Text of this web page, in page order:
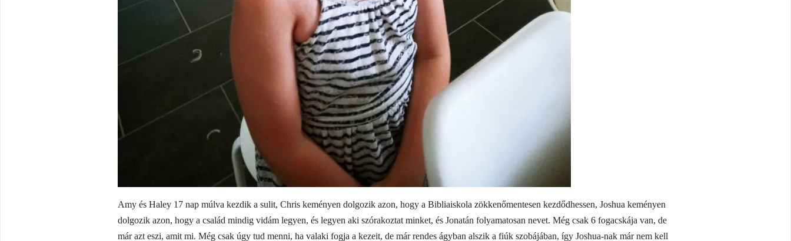
Amy és Haley 17 nap múlva kezdik a sulit, Chris keményen dolgozik azon, hogy a Bibliaiskola zökkenőmentesen kezdődhessen, Joshua keményen
dolgozik azon, hogy a család mindig vidám legyen, és legyen aki szórakoztat minket, és Jonatán folyamatosan nevet. Még csak 6 fogacskája van, de
már azt eszi, amit mi. Még csak úgy tud menni, ha valaki fogja a kezeit, de már rendes ágyban alszik a fiúk szobájában, így Joshua-nak már nem kell